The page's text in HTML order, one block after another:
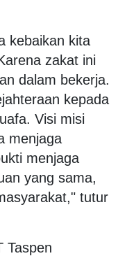
kebaikan kita
zakat ini
dalam bekerja.
kepada
Visi misi
menjaga
menjaga
yang sama,
tutur
Taspen